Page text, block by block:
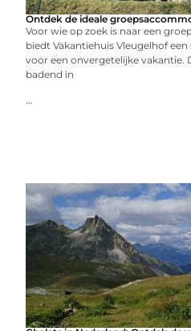
Ontdek de ideale
Voor wie op zoek is naar een
biedt Vakantiehuis Vleugelhof
voor een onvergetelijke vakantie.
badend in
...